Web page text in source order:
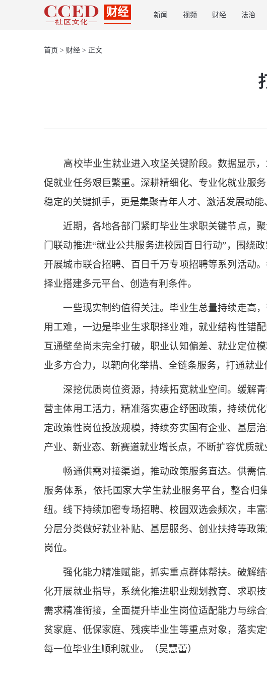
财经 新闻 视频 财经 法治
首页 > 财经 > 正文
高校毕业生就业进入攻坚关键阶段。数据显示，
促就业任务艰巨繁重。深耕精细化、专业化就业服
稳定的关键抓手，更是集聚青年人才、激活发展动能
近期，各地各部门紧盯毕业生求职关键节点，聚
门联动推进“就业公共服务进校园百日行动”，围绕
开展城市联合招聘、百日千万专项招聘等系列活动
择业搭建多元平台、创造有利条件。
一些现实制约值得关注。毕业生总量持续走高，
用工难，一边是毕业生求职择业难，就业结构性错
互通壁垒尚未完全打破，职业认知偏差、就业定位
业多方合力，以靶向化举措、全链条服务，打通就
深挖优质岗位资源，持续拓宽就业空间。缓解青
营主体用工活力，精准落实惠企纾困政策，持续优
定政策性岗位投放规模，持续夯实国有企业、基层
产业、新业态、新赛道就业增长点，不断扩容优质
畅通供需对接渠道，推动政策服务直达。供需信
服务体系，依托国家大学生就业服务平台，整合归
纽。线下持续加密专场招聘、校园双选会频次，丰
分层分类做好就业补贴、基层服务、创业扶持等政
岗位。
强化能力精准赋能，抓实重点群体帮扶。破解结
化开展就业指导，系统化推进职业规划教育、求职
需求精准衔接，全面提升毕业生岗位适配能力与综
贫家庭、低保家庭、残疾毕业生等重点对象，落实
每一位毕业生顺利就业。（吴慧蕾）